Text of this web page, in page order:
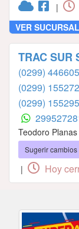
|
VER
TRAC SUR
(0299)
(0299)
(0299)
Teodoro
Sugerir cambios
| Hoy